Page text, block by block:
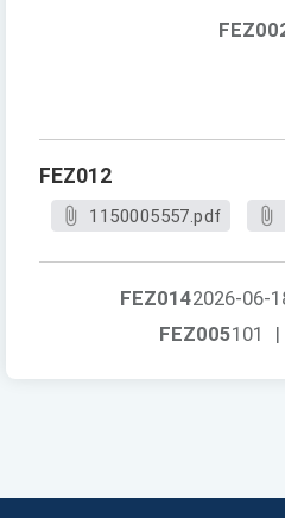
FEZ012
1150005557.pdf
FEZ0142026-06-
FEZ005101 |